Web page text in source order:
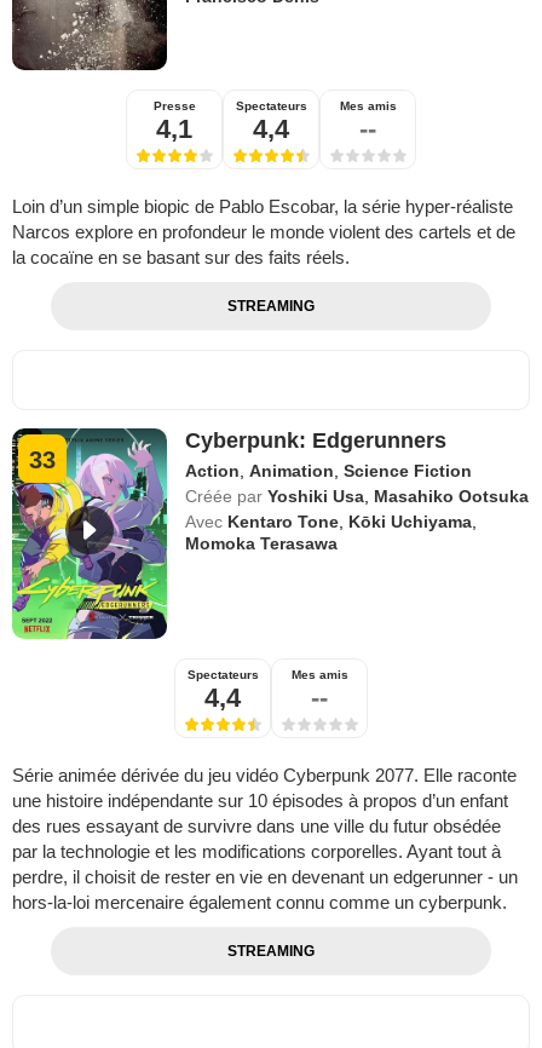
Presse
4,1
Spectateurs
4,4
Mes amis
--
Loin d’un simple biopic de Pablo Escobar, la série hyper-réaliste
Narcos explore en profondeur le monde violent des cartels et de
la cocaïne en se basant sur des faits réels.
STREAMING
33
Cyberpunk: Edgerunners
Action ,Animation ,Science Fiction
Créée par Yoshiki Usa Masahiko Ootsuka
Avec Kentaro Tone Kōki Uchiyama
Momoka Terasawa
Spectateurs
4,4
Mes amis
--
Série animée dérivée du jeu vidéo Cyberpunk 2077. Elle raconte
une histoire indépendante sur 10 épisodes à propos d’un enfant
des rues essayant de survivre dans une ville du futur obsédée
par la technologie et les modifications corporelles. Ayant tout à
perdre, il choisit de rester en vie en devenant un edgerunner - un
hors-la-loi mercenaire également connu comme un cyberpunk.
STREAMING